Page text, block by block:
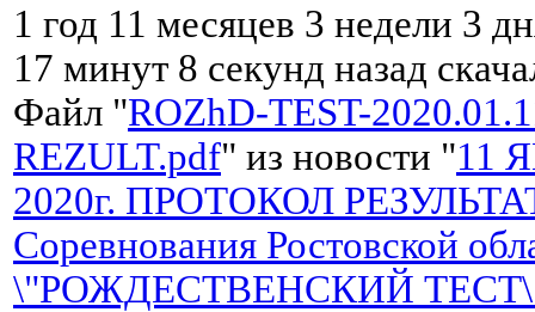
1 год 11 месяцев 3 недели 3
17 минут 8 секунд назад
Файл "ROZhD-TEST-
REZULT.pdf" из новости "11
2020г. ПРОТОКОЛ
Соревнования Ростовской
\"РОЖДЕСТВЕНСКИЙ